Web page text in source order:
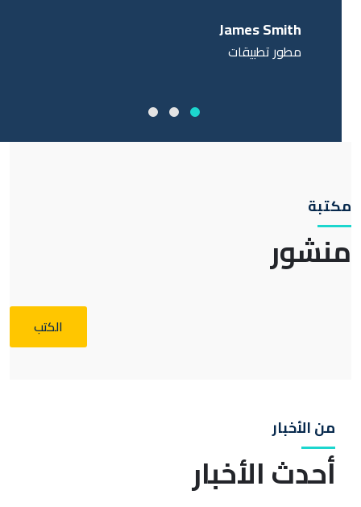
James Smith
مطور تطبيقات
الكتب
أحدث الأخبار
من الأخبار